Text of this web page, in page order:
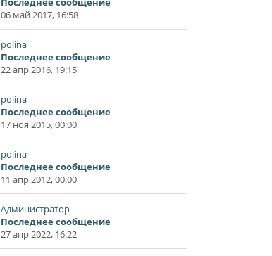
06 май 2017, 16:58
polina
Последнее сообщение
22 апр 2016, 19:15
polina
Последнее сообщение
17 ноя 2015, 00:00
polina
Последнее сообщение
11 апр 2012, 00:00
Администратор
Последнее сообщение
27 апр 2022, 16:22